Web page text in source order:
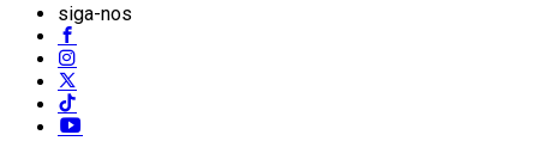
siga-nos